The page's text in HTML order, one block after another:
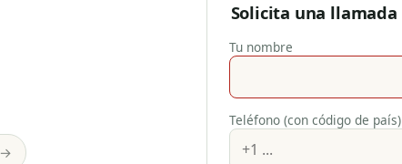
→
Solicita una llamada
Tu nombre
Teléfono (con código de país)